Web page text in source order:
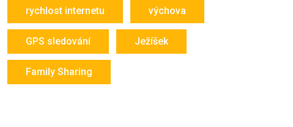
rychlost internetu výchova
GPS sledování Ježíšek
Family Sharing